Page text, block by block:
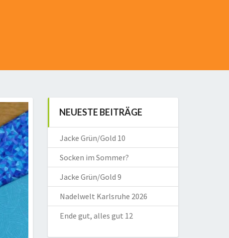
NEUESTE BEITRÄGE
Jacke Grün/Gold 10
Socken im Sommer?
Jacke Grün/Gold 9
Nadelwelt Karlsruhe 2026
Ende gut, alles gut 12